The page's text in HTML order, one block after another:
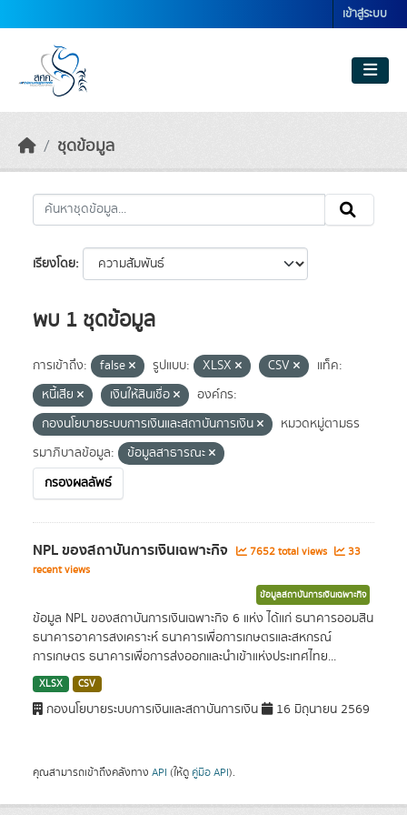
เข้าสู่ระบบ
ชุดข้อมูล
เรียงโดย
พบ 1 ชุดข้อมูล
การเข้าถึง: false รูปแบบ: XLSX CSV
แท็ค:
หนี้เสีย
เงินให้สินเชื่อ
องค์กร:
กองนโยบายระบบการเงินและสถาบันการเงิน
หมวดหมู่ตามธร
รมาภิบาลข้อมูล:
ข้อมูลสาธารณะ
กรองผลลัพธ์
NPL ของสถาบันการเงินเฉพาะกิจ 7652 total views
33
recent views
ข้อมูลสถาบันการเงินเฉพาะกิจ
ข้อมูล NPL ของสถาบันการเงินเฉพาะกิจ 6 แห่ง ได้แก่ ธนาคารออมสิน
ธนาคารอาคารสงเคราะห์ ธนาคารเพื่อการเกษตรและสหกรณ์
การเกษตร ธนาคารเพื่อการส่งออกและนำเข้าแห่งประเทศไทย...
XLSX CSV
กองนโยบายระบบการเงินและสถาบันการเงิน 16 มิถุนายน 2569
คุณสามารถเข้าถึงคลังทาง API (ให้ดู คู่มือ API).